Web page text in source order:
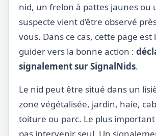
nid, un frelon à pattes jaunes ou
suspecte vient d’être observé
vous. Dans ce cas, cette page est
guider vers la bonne action :
signalement sur SignalNids.
Le nid peut être situé dans un
zone végétalisée, jardin, haie,
toiture ou parc. Le plus